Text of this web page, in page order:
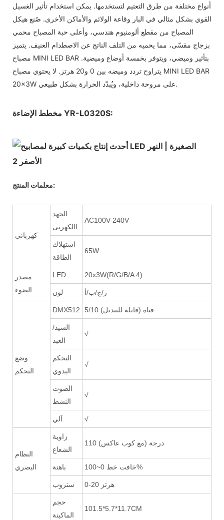
أنواع مختلفة من طرق التعتيم لتستخدمها. يمكن استخدام تأثير الغسيل
القوي بشكل مثالي في البار وقاعة الولائم والأماكن الأخرى. صُنع هيكل
المصباح من مقطع ألومنيوم هندسي، وأعلى حبة المصباح محمي
بزجاج مقسّى، مما يحميه من التلف الناتج عن الاصطدام العنيف. يتميز
مصباح MINI LED BAR بتأثير وميضي، ويتوفر بخمسة أوضاع وميضية.
يتراوح تردد وميضه بين 0 و20 هرتز. لا يحتوي مصباح MINI LED BAR
20x3W على مروحة داخلية، ويُبدّد الحرارة بشكل طبيعي.
مخطط الإضاءة YR-L0320S:
معلمات المنتج:
كهربائي
الجهد
االكهربى
AC100V-240V
استهلاك
الطاقة
65W
مصدر
الضوء
LED 20x3W(R/G/B/A 4)
لون ر/ج/ب/أ
وضع
التحكم
DMX512 5/10 قناة (قابلة للتبديل)
السيد/
العبد
√
التحكم
اليدوي
√
الصوت
النشط
√
آلي √
النظام
البصري
زاوية
الشعاع
110 درجة (مع كوب عاكس)
باهتة خافت خط 0~100%
ستروب 0-20 هرتز
حجم
الماكينة
101.5*5.7*11.7CM